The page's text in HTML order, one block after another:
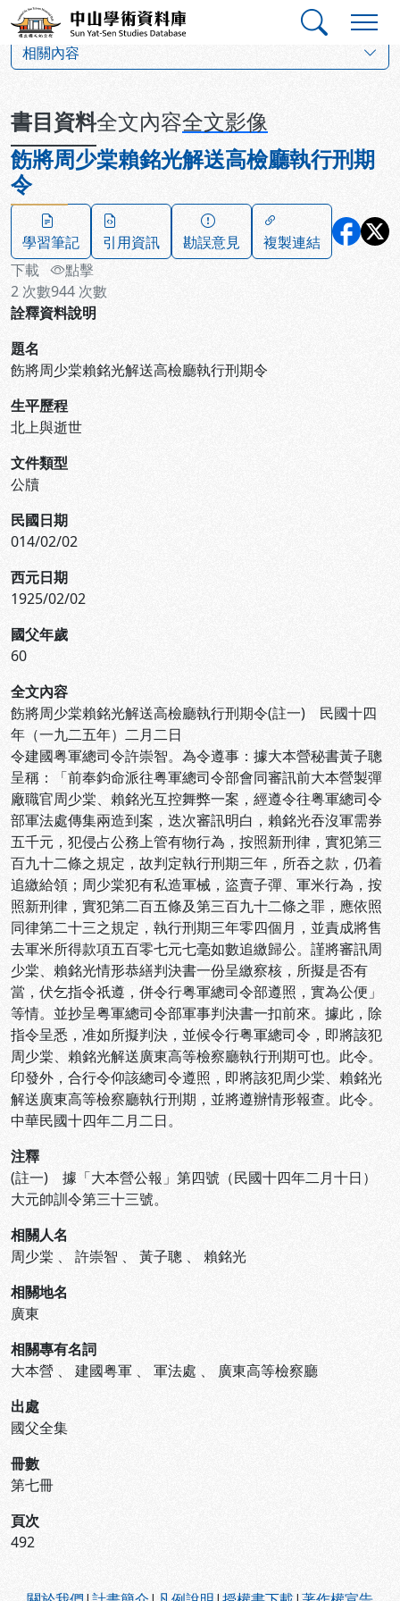
跳到主要內容
中山學術資料庫
相關內容
書目資料全文內容全文影像
飭將周少棠賴銘光解送高檢廳執行刑期
令
學習筆記 引用資訊 勘誤意見
複製連結
下載
2 次數
點擊
944 次數
詮釋資料說明
題名
飭將周少棠賴銘光解送高檢廳執行刑期令
生平歷程
北上與逝世
文件類型
公牘
民國日期
014/02/02
西元日期
1925/02/02
國父年歲
60
全文內容
飭將周少棠賴銘光解送高檢廳執行刑期令(註一) 民國十四
年（一九二五年）二月二日
令建國粤軍總司令許崇智。為令遵事：據大本營秘書黃子聰
呈稱：「前奉鈞命派往粤軍總司令部會同審訊前大本營製彈
廠職官周少棠、賴銘光互控舞弊一案，經遵令往粤軍總司令
部軍法處傳集兩造到案，迭次審訊明白，賴銘光吞沒軍需券
五千元，犯侵占公務上管有物行為，按照新刑律，實犯第三
百九十二條之規定，故判定執行刑期三年，所吞之款，仍着
追繳給領；周少棠犯有私造軍械，盜賣子彈、軍米行為，按
照新刑律，實犯第二百五條及第三百九十二條之罪，應依照
同律第二十三之規定，執行刑期三年零四個月，並責成將售
去軍米所得款項五百零七元七毫如數追繳歸公。謹將審訊周
少棠、賴銘光情形恭繕判決書一份呈繳察核，所擬是否有
當，伏乞指令祇遵，併令行粤軍總司令部遵照，實為公便」
等情。並抄呈粤軍總司令部軍事判決書一扣前來。據此，除
指令呈悉，准如所擬判決，並候令行粤軍總司令，即將該犯
周少棠、賴銘光解送廣東高等檢察廳執行刑期可也。此令。
印發外，合行令仰該總司令遵照，即將該犯周少棠、賴銘光
解送廣東高等檢察廳執行刑期，並將遵辦情形報查。此令。
中華民國十四年二月二日。
注釋
(註一) 據「大本營公報」第四號（民國十四年二月十日）
大元帥訓令第三十三號。
相關人名
周少棠 、 許崇智 、 黃子聰 、 賴銘光
相關地名
廣東
相關專有名詞
大本營 、 建國粤軍 、 軍法處 、 廣東高等檢察廳
出處
國父全集
冊數
第七冊
頁次
492